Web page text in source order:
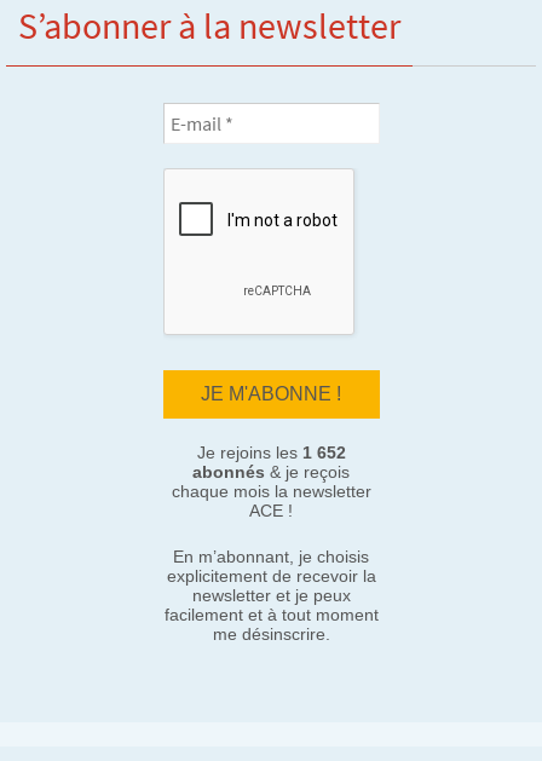
S’abonner à la newsletter
Je rejoins les 1 652
abonnés & je reçois
chaque mois la newsletter
ACE !
En m’abonnant, je choisis
explicitement de recevoir la
newsletter et je peux
facilement et à tout moment
me désinscrire.